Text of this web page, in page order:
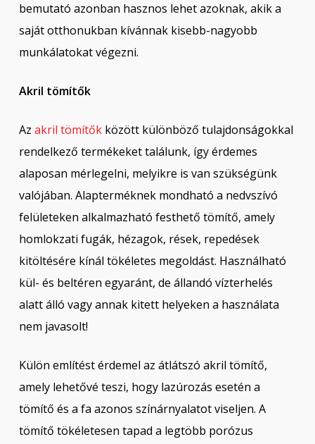
bemutató azonban hasznos lehet azoknak, akik a
saját otthonukban kívánnak kisebb-nagyobb
munkálatokat végezni.
Akril tömítők
Az akril tömítőkközött különböző tulajdonságokkal
rendelkező termékeket találunk, így érdemes
alaposan mérlegelni, melyikre is van szükségünk
valójában. Alapterméknek mondható a nedvszívó
felületeken alkalmazható festhető tömítő, amely
homlokzati fugák, hézagok, rések, repedések
kitöltésére kínál tökéletes megoldást. Használható
kül- és beltéren egyaránt, de állandó vízterhelés
alatt álló vagy annak kitett helyeken a használata
nem javasolt!
Külön említést érdemel az átlátszó akril tömítő,
amely lehetővé teszi, hogy lazúrozás esetén a
tömítő és a fa azonos színárnyalatot viseljen. A
tömítő tökéletesen tapad a legtöbb porózus